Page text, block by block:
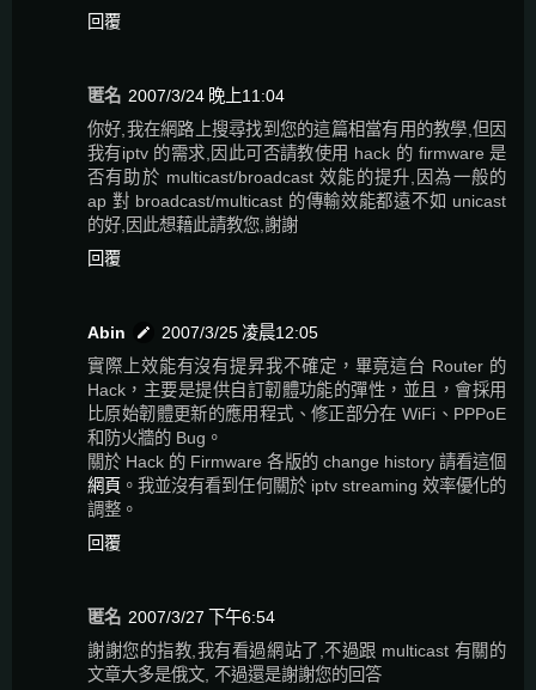
回覆
匿名 2007/3/24 晚上11:04
你好,我在網路上搜尋找到您的這篇相當有用的教學,但因
我有iptv 的需求,因此可否請教使用 hack 的 firmware 是
否有助於 multicast/broadcast 效能的提升,因為一般的
ap 對 broadcast/multicast 的傳輸效能都遠不如 unicast
的好,因此想藉此請教您,謝謝
回覆
Abin
2007/3/25 凌晨12:05
實際上效能有沒有提昇我不確定，畢竟這台 Router 的
Hack，主要是提供自訂韌體功能的彈性，並且，會採用
比原始韌體更新的應用程式、修正部分在 WiFi、PPPoE
和防火牆的 Bug。
關於 Hack 的 Firmware 各版的 change history 請看這個
網頁 。我並沒有看到任何關於 iptv streaming 效率優化的
調整。
回覆
匿名 2007/3/27 下午6:54
謝謝您的指教,我有看過網站了,不過跟 multicast 有關的
文章大多是俄文, 不過還是謝謝您的回答